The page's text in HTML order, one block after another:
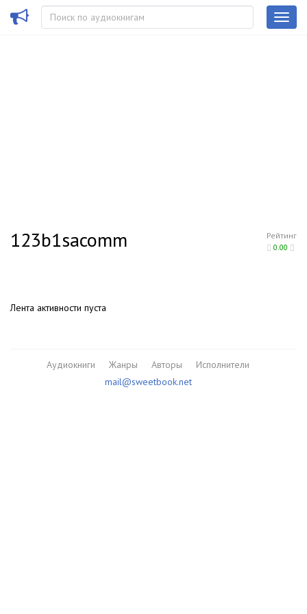
Рейтинг
0.00
123b1sacomm
Лента активности пуста
Аудиокниги Жанры Авторы
Исполнители
mail@sweetbook.net